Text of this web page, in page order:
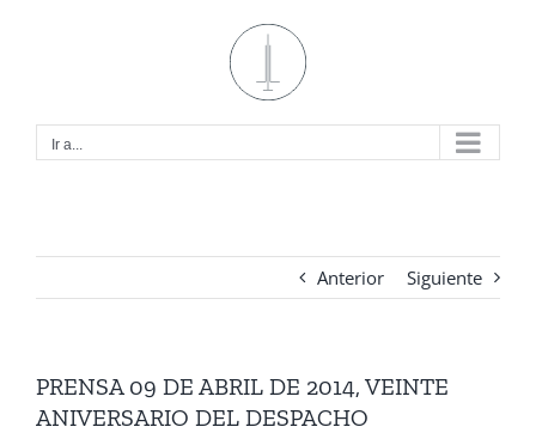
Ir a...
Anterior Siguiente
PRENSA 09 DE ABRIL DE 2014, VEINTE
ANIVERSARIO DEL DESPACHO